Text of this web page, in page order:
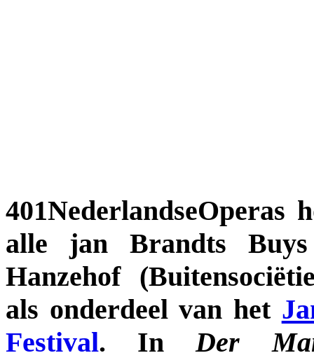
401NederlandseOperas
alle jan Brandts
Hanzehof
als onderdeel van het
Festival. InDer